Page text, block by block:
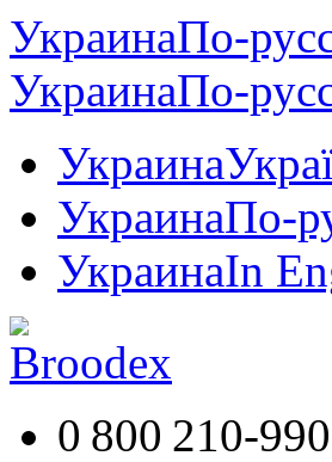
УкраинаПо-
УкраинаПо-
Украина
УкраинаПо-
УкраинаIn
0 800 210-990